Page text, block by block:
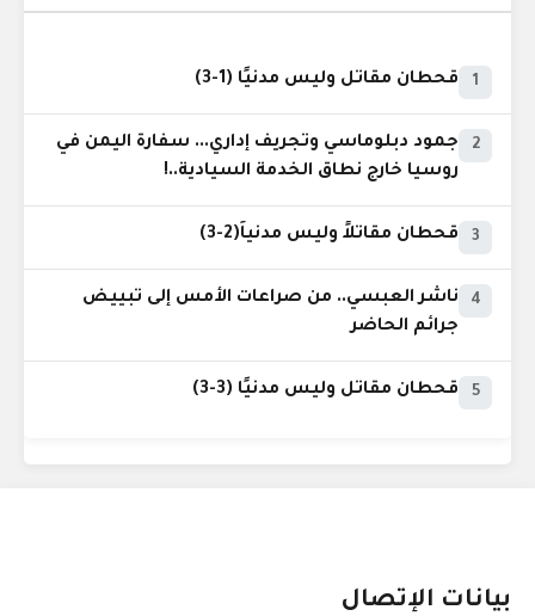
1 قحطان مقاتل وليس مدنيًا (1-3)
2
جمود دبلوماسي وتجريف إداري... سفارة اليمن في
روسيا خارج نطاق الخدمة السيادية..!
3 قحطان مقاتلاً وليس مدنياً(2-3)
4
ناشر العبسي.. من صراعات الأمس إلى تبييض
جرائم الحاضر
5 قحطان مقاتل وليس مدنيًا (3-3)
بيانات الإتصال